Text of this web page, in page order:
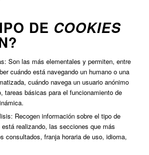
DE COOKIES
Son las más elementales y permiten, entre
cuándo está navegando un humano o una
cuándo navega un usuario anónimo
tareas básicas para el funcionamiento de
Recogen información sobre el tipo de
está realizando, las secciones que más
consultados, franja horaria de uso, idioma,